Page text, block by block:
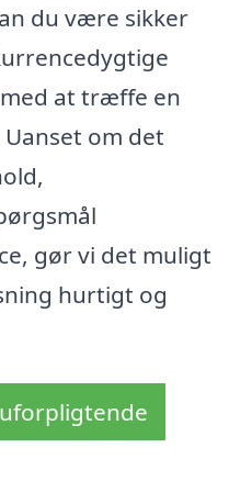
du være sikker
at træffe en
om det
gør vi det muligt
hurtigt og